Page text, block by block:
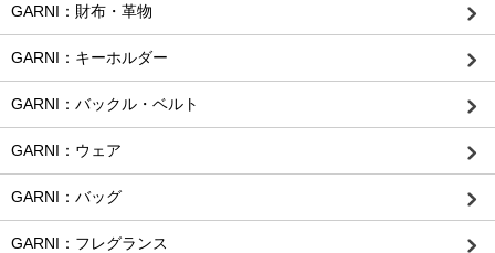
GARNI：財布・革物
GARNI：キーホルダー
GARNI：バックル・ベルト
GARNI：ウェア
GARNI：バッグ
GARNI：フレグランス